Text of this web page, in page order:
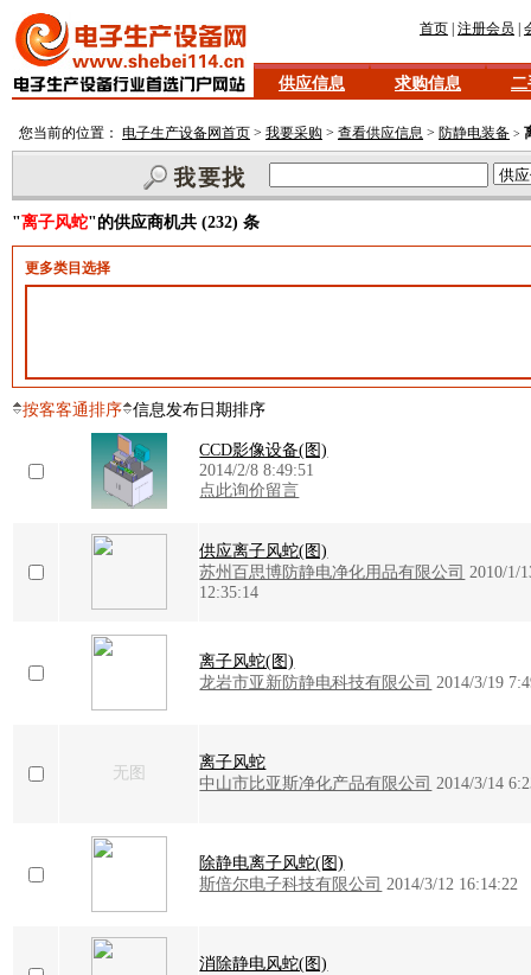
首页 注册会员
供应信息 求购信息 二
您当前的位置： 电子生产设备网首页 > 我要采购 > 查看供应信息 > 防静电装备 >
"离子风蛇"的供应商机共 (232) 条
更多类目选择
按客客通排序 信息发布日期排序
CCD影像设备(图)
2014/2/8 8:49:51
点此询价留言
供应离子风蛇(图)
苏州百思博防静电净化用品有限公司
2010/1/
12:35:14
离子风蛇(图)
龙岩市亚新防静电科技有限公司 2014/3/19
无图
离子风蛇
中山市比亚斯净化产品有限公司
2014/3/14
除静电离子风蛇(图)
斯倍尔电子科技有限公司 2014/3/12 16:14:22
消除静电风蛇(图)